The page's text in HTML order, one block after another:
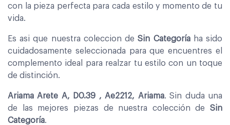
con la pieza perfecta para cada estilo y momento de tu
vida.
Es asi que nuestra coleccion deSin Categoríaha sido
cuidadosamente seleccionada para que encuentres el
complemento ideal para realzar tu estilo con un toque
de distinción.
Ariama Arete A, D0.39 , Ae2212, Ariama. Sin duda una
de las mejores piezas de nuestra colección de Sin
Categoría.